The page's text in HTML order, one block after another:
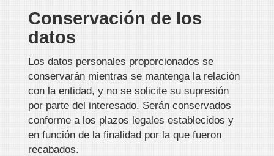
Conservación de los
datos
Los datos personales proporcionados se
conservarán mientras se mantenga la relación
con la entidad, y no se solicite su supresión
por parte del interesado. Serán conservados
conforme a los plazos legales establecidos y
en función de la finalidad por la que fueron
recabados.